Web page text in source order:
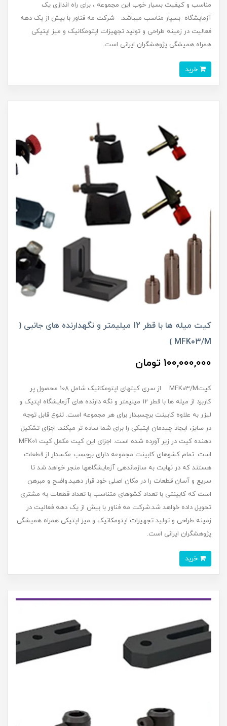
مناسب و کیفیت بسیار خوب این مجموعه ، برای راه ‏اندازی یک
آزمایشگاه بسیار مناسب می‏باشد. شرکت مه فناور با بیش از یک دهه
فعالیت در زمینه طراحی و تولید تجهیزات اپتومکانیک و میز اپتیکی
همراه همیشگی پژوهشگران ایرانی است.
کیت میله ها با قطر 12 میلیمتر و نگهدارنده های جانبی (
MFK03/M )
100,000,000 تومان
کیتMFK03/M از سری کیت‏های اپتومکانیک شامل 108 محصول پر
کاربرد از میله ‏ها با قطر 12 میلیمتر و نگه ‏دارنده ‏های آزمایشگاه اپتیک و
لیزر به علاوه کابینت برچسب‏دار برای هر مجموعه است. تنوع قابل توجه
در سایز، ایجاد چیدمان اپتیکی را برای شما ساده ‏تر می‏کند. اجزای تشکیل‏
دهنده کیت در زیر آورده شده است. اجزای این کیت مکمل کیت MFK01
است. تمام کشوهای کابینت مجموعه دارای برچسب عکس‏دار از قطعات
هستند که در نهایت به سازماندهی آزمایشگاه‏ها منجر خواهد شد تا
سریع و آسان قطعات را در مکان اصلی خود قرار دهید.واضح و مبرهن
است که کابینتی با تعداد کشوهای متناسب با تعداد قطعات به مشتری
تحویل داده خواهد شد.شرکت مه فناور با بیش از یک دهه فعالیت در
زمینه طراحی و تولید تجهیزات اپتومکانیک و میز اپتیکی همراه همیشگی
پژوهشگران ایرانی است.